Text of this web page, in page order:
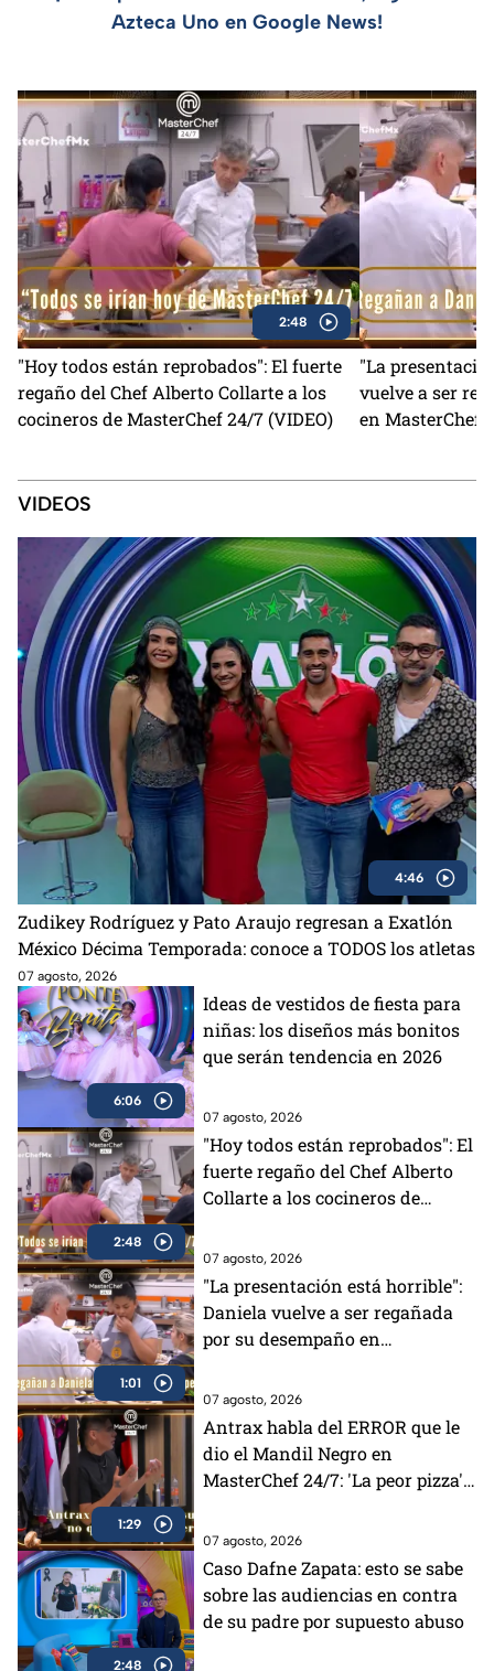
Azteca Uno en Google News!
2:48
"Hoy todos están reprobados": El fuerte
regaño del Chef Alberto Collarte a los
cocineros de MasterChef 24/7 (VIDEO)
"La
vuelve a ser
en MasterChef
VIDEOS
4:46
Zudikey Rodríguez y Pato Araujo regresan a Exatlón
México Décima Temporada: conoce a TODOS los atletas
07 agosto, 2026
6:06
Ideas de vestidos de fiesta para
niñas: los diseños más bonitos
que serán tendencia en 2026
07 agosto, 2026
2:48
"Hoy todos están reprobados": El
fuerte regaño del Chef Alberto
Collarte a los cocineros de
07 agosto, 2026
1:01
"La presentación está horrible":
Daniela vuelve a ser regañada
por su desempaño en
07 agosto, 2026
1:29
Antrax habla del ERROR que le
dio el Mandil Negro en
MasterChef 24/7: 'La peor pizza'
07 agosto, 2026
2:48
Caso Dafne Zapata: esto se sabe
sobre las audiencias en contra
de su padre por supuesto abuso